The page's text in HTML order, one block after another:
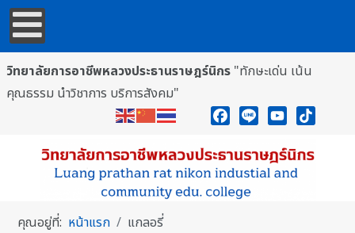
วิทยาลัยการอาชีพหลวงประธานราษฎร์นิกร "ทักษะเด่น เน้น
คุณธรรม นำวิชาการ บริการสังคม"
คุณอยู่ที่: หน้าแรก แกลอรี่